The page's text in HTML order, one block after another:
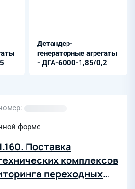
Детандер-
генераторные агрегаты
- ДГА-6000-1,85/0,2
форме
Поставка
комплексов
переходных